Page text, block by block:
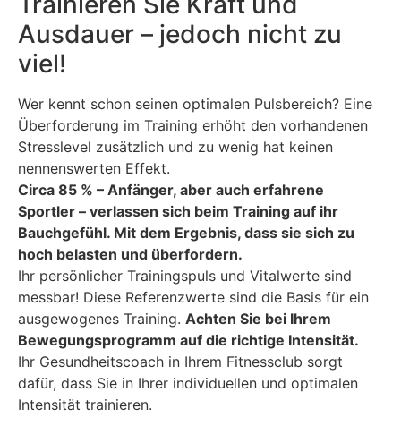
Ausdauer – jedoch nicht zu
viel!
Wer kennt schon seinen optimalen Pulsbereich? Eine
Überforderung im Training erhöht den vorhandenen
Stresslevel zusätzlich und zu wenig hat keinen
nennenswerten Effekt.
Circa 85 % – Anfänger, aber auch erfahrene
Sportler – verlassen sich beim Training auf ihr
Bauchgefühl. Mit dem Ergebnis, dass sie sich zu
hoch belasten und überfordern.
Ihr persönlicher Trainingspuls und Vitalwerte sind
messbar! Diese Referenzwerte sind die Basis für ein
ausgewogenes Training. Achten Sie bei Ihrem
Bewegungsprogramm auf die richtige Intensität.
Ihr Gesundheitscoach in Ihrem Fitnessclub sorgt
dafür, dass Sie in Ihrer individuellen und optimalen
Intensität trainieren.